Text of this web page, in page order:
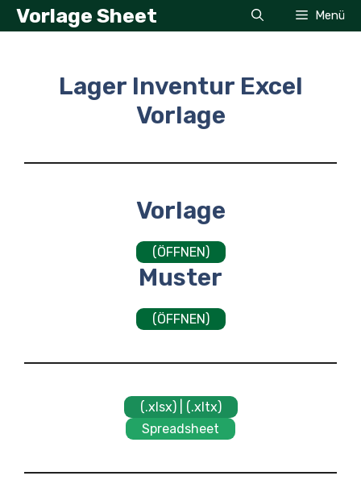
Zum
Inhalt
Vorlage Sheet Menü
Lager Inventur Excel
Vorlage
Vorlage
(ÖFFNEN)
Muster
(ÖFFNEN)
(.xlsx) | (.xltx)
Spreadsheet